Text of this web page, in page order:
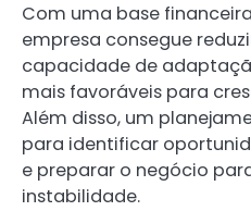
Com uma base
empresa consegue
capacidade de
mais favoráveis para
Além disso, um
para identificar
e preparar o negócio
instabilidade.